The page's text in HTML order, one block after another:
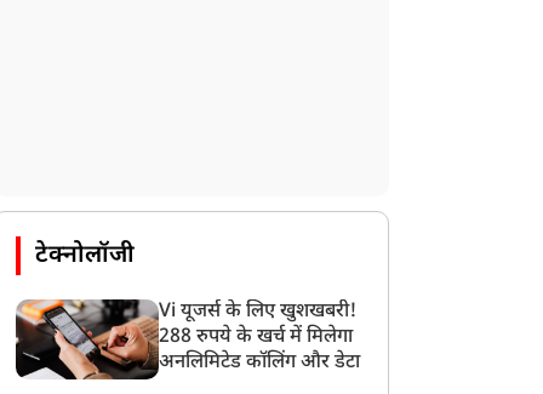
टेक्नोलॉजी
Vi यूजर्स के लिए खुशखबरी!
288 रुपये के खर्च में मिलेगा
अनलिमिटेड कॉलिंग और डेटा